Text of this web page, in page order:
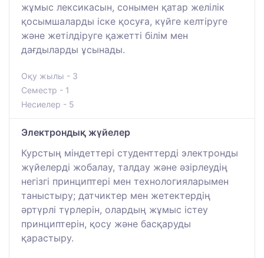
жұмыс лексикасын, сонымен қатар желілік
қосымшаларды іске қосуға, күйге келтіруге
және жетілдіруге қажетті білім мен
дағдыларды ұсынады.
Оқу жылы - 3
Семестр - 1
Несиелер - 5
Электрондық жүйелер
Курстың міндеттері студенттерді электронды
жүйелерді жобалау, талдау және әзірлеудің
негізгі принциптері мен технологияларымен
таныстыру; датчиктер мен жетектердің
әртүрлі түрлерін, олардың жұмыс істеу
принциптерін, қосу және басқаруды
қарастыру.